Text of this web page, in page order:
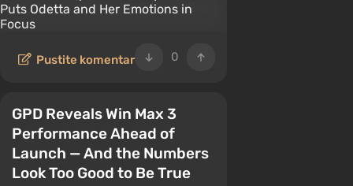
0
Pustite komentar
GPD Reveals Win Max 3
Performance Ahead of
Launch — And the Numbers
Look Too Good to Be True